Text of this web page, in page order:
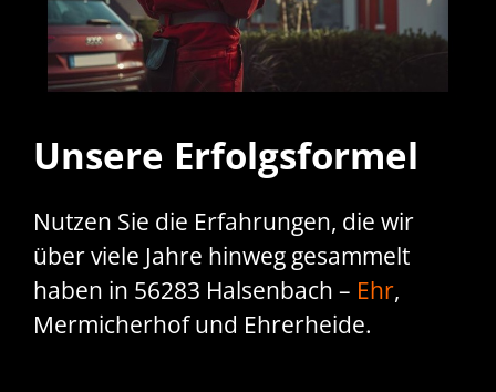
Unsere Erfolgsformel
Nutzen Sie die Erfahrungen, die wir
über viele Jahre hinweg gesammelt
haben in 56283 Halsenbach – Ehr,
Mermicherhof und Ehrerheide.